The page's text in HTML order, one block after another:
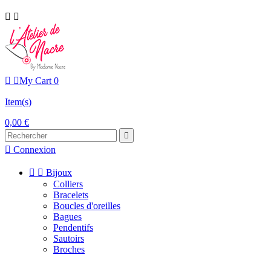
 
 My Cart 0
Item(s)
0,00 €

 Connexion
  Bijoux
Colliers
Bracelets
Boucles d'oreilles
Bagues
Pendentifs
Sautoirs
Broches